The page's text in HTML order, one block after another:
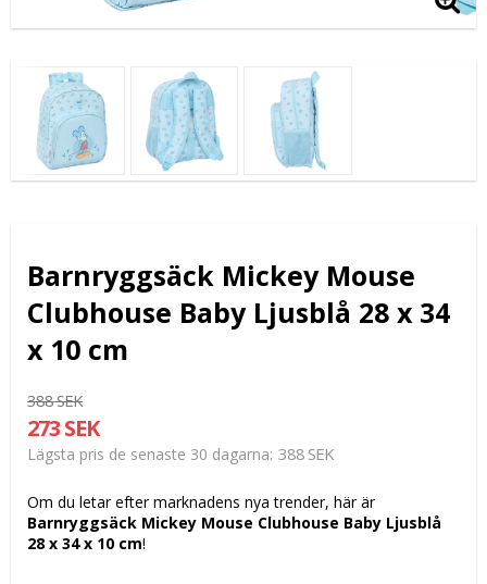
Barnryggsäck Mickey Mouse
Clubhouse Baby Ljusblå 28 x 34
x 10 cm
388 SEK
273 SEK
Lägsta pris de senaste 30 dagarna 388 SEK
Om du letar efter marknadens nya trender, här är
Barnryggsäck Mickey Mouse Clubhouse Baby Ljusblå
28 x 34 x 10 cm!